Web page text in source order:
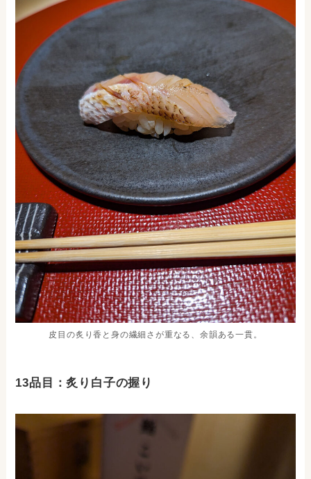
皮目の炙り香と身の繊細さが重なる、余韻ある一貫。
13品目：炙り白子の握り